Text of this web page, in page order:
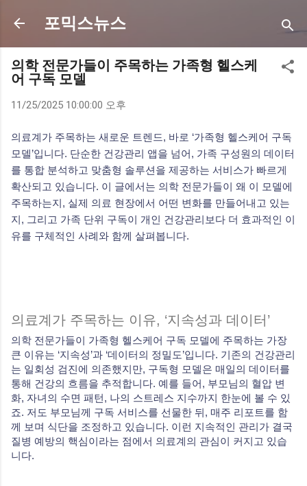
기본 콘텐츠로 건너뛰기
포믹스뉴스
의학 전문가들이 주목하는 가족형 헬스케
어 구독 모델
11/25/2025 10:00:00 오후
의료계가 주목하는 새로운 트렌드, 바로 ‘가족형 헬스케어 구독
모델’입니다. 단순한 건강관리 앱을 넘어, 가족 구성원의 데이터
를 통합 분석하고 맞춤형 솔루션을 제공하는 서비스가 빠르게
확산되고 있습니다. 이 글에서는 의학 전문가들이 왜 이 모델에
주목하는지, 실제 의료 현장에서 어떤 변화를 만들어내고 있는
지, 그리고 가족 단위 구독이 개인 건강관리보다 더 효과적인 이
유를 구체적인 사례와 함께 살펴봅니다.
의료계가 주목하는 이유, ‘지속성과 데이터’
의학 전문가들이 가족형 헬스케어 구독 모델에 주목하는 가장
큰 이유는 ‘지속성’과 ‘데이터의 정밀도’입니다. 기존의 건강관리
는 일회성 검진에 의존했지만, 구독형 모델은 매일의 데이터를
통해 건강의 흐름을 추적합니다. 예를 들어, 부모님의 혈압 변
화, 자녀의 수면 패턴, 나의 스트레스 지수까지 한눈에 볼 수 있
죠. 저도 부모님께 구독 서비스를 선물한 뒤, 매주 리포트를 함
께 보며 식단을 조정하고 있습니다. 이런 지속적인 관리가 결국
질병 예방의 핵심이라는 점에서 의료계의 관심이 커지고 있습
니다.